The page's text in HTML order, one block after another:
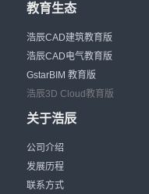
教育生态
浩辰CAD建筑教育版
浩辰CAD电气教育版
GstarBIM 教育版
浩辰3D Cloud教育版
关于浩辰
公司介绍
发展历程
联系方式